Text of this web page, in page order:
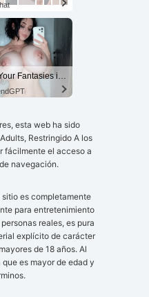
Turn Your Fantasies into Reality on GirlfriendGPT
esta web ha sido
Restringido A los
fácilmente el acceso a
navegación.
es completamente
para entretenimiento
reales, es pura
explícito de carácter
de 18 años. Al
es mayor de edad y